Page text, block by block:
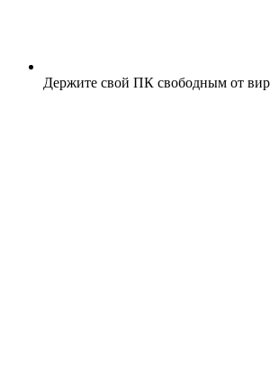
Держите свой ПК свободным от